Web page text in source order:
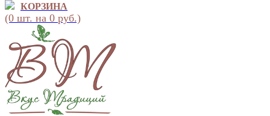
КОРЗИНА
(0 шт. на 0 руб.)